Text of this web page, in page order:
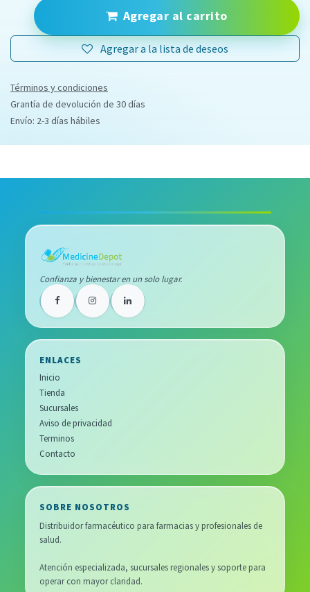
Agregar al carrito
Agregar a la lista de deseos
Términos y condiciones
Grantía de devolución de 30 días
Envío: 2-3 días hábiles
Confianza y bienestar en un solo lugar.
ENLACES
Inicio
Tienda
Sucursales
Aviso de privacidad
Terminos
Contacto
SOBRE NOSOTROS
Distribuidor farmacéutico para farmacias y profesionales de
salud.
Atención especializada, sucursales regionales y soporte para
operar con mayor claridad.